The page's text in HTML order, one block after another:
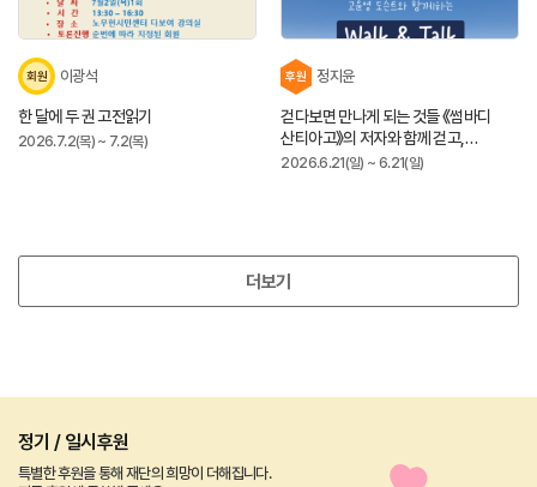
회원 이광석
한 달에 두 권 고전읽기
2026.7.2(목) ~ 7.2(목)
후원 정지윤
걷다보면 만나게 되는 것들 《썸바디
산티아고》의 저자와 함께 걷고,
이야기를 나눕니다.
2026.6.21(일) ~ 6.21(일)
더보기
정기 / 일시후원
특별한 후원을 통해 재단의 희망이 더해집니다.